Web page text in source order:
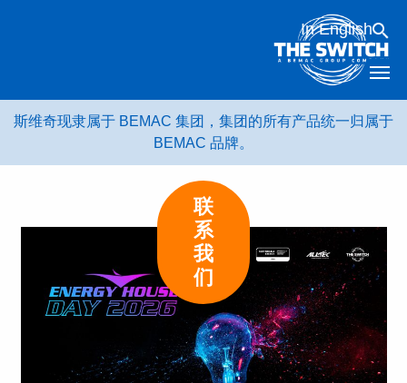
容
联
系
我
们
In English
斯维奇现隶属于 BEMAC 集团，集团的所有产品统一归属于
BEMAC 品牌。